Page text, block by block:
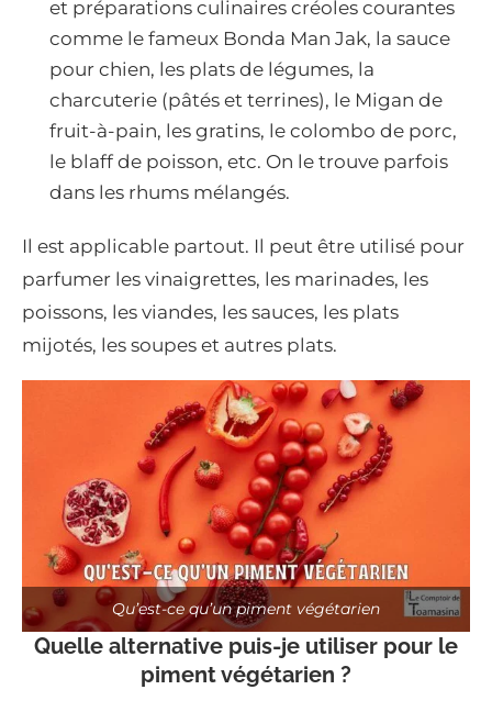
et préparations culinaires créoles courantes
comme le fameux Bonda Man Jak, la sauce
pour chien, les plats de légumes, la
charcuterie (pâtés et terrines), le Migan de
fruit-à-pain, les gratins, le colombo de porc,
le blaff de poisson, etc. On le trouve parfois
dans les rhums mélangés.
Il est applicable partout. Il peut être utilisé pour
parfumer les vinaigrettes, les marinades, les
poissons, les viandes, les sauces, les plats
mijotés, les soupes et autres plats.
Qu’est-ce qu’un piment végétarien
Quelle alternative puis-je utiliser pour le
piment végétarien ?